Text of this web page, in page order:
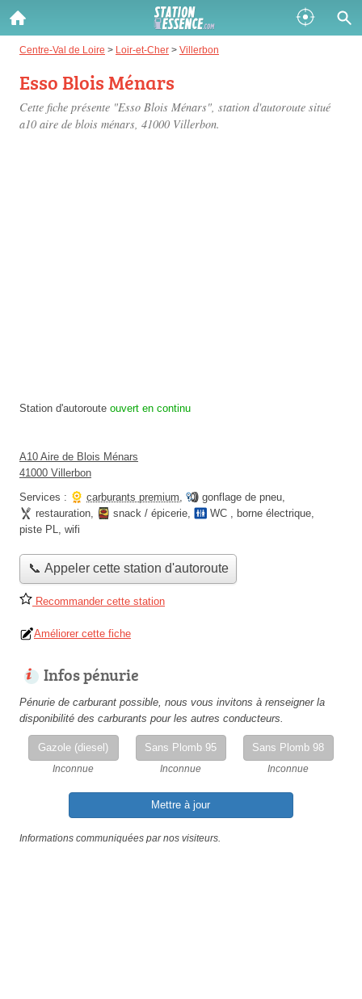
Centre-Val de Loire > Loir-et-Cher > Villerbon
Esso Blois Ménars
Cette fiche présente "Esso Blois Ménars", station d'autoroute situé
a10 aire de blois ménars, 41000 Villerbon.
Station d'autoroute ouvert en continu
A10 Aire de Blois Ménars
41000 Villerbon
Services :
carburants premium, gonflage de pneu,
restauration, snack / épicerie, WC , borne électrique,
piste PL, wifi
📞 Appeler cette station d'autoroute
Recommander cette station
Améliorer cette fiche
Infos pénurie
Pénurie de carburant possible, nous vous invitons à renseigner la
disponibilité des carburants pour les autres conducteurs.
Gazole (diesel)
Inconnue
Sans Plomb 95
Inconnue
Sans Plomb 98
Inconnue
Mettre à jour
Informations communiquées par nos visiteurs.
Gazole :
Disponible
SP 98 :